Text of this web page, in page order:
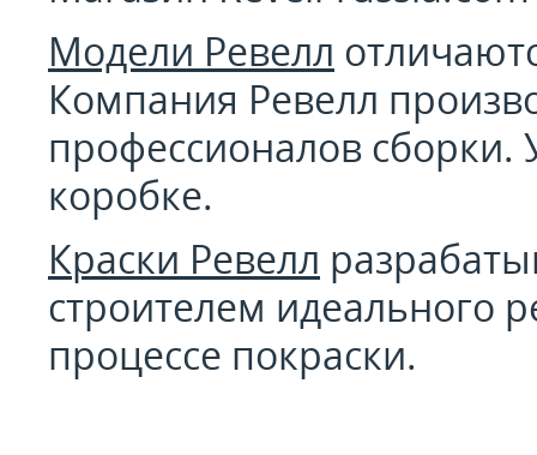
Модели Ревелл
Компания Ревелл
профессионалов сборки.
коробке.
Краски Ревелл
строителем идеального
процессе покраски.